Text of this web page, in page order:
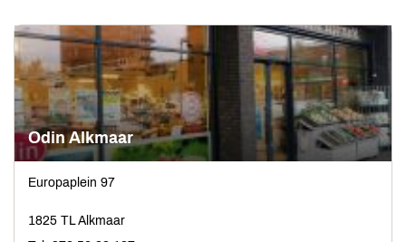
Odin Alkmaar
Europaplein 97
1825 TL Alkmaar